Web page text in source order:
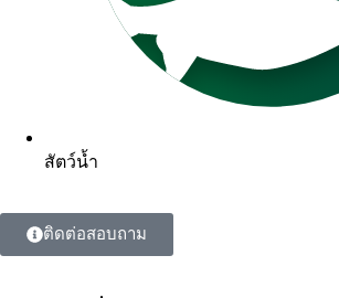
สัตว์น้ำ
ติดต่อสอบถาม